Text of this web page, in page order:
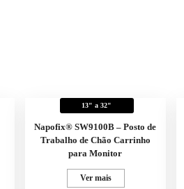
13" a 32"
Napofix® SW9100B – Posto de
Trabalho de Chão Carrinho
para Monitor
Ver mais